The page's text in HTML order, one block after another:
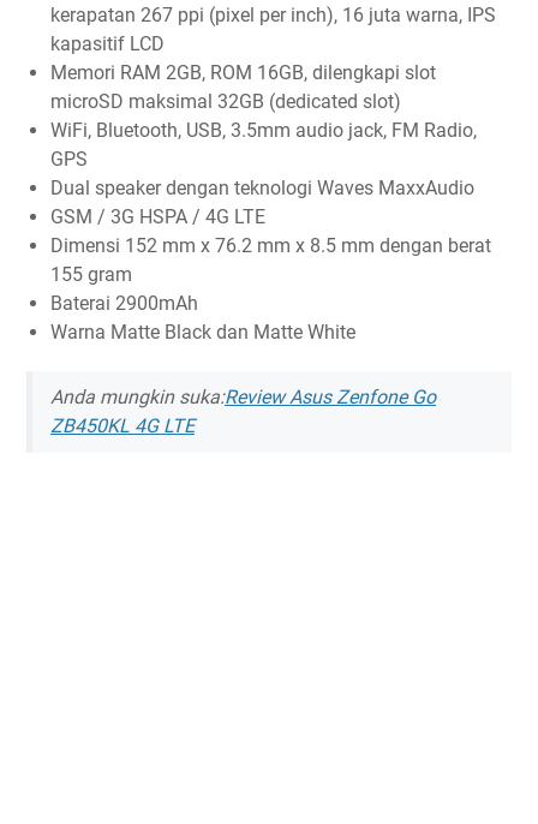
kerapatan 267 ppi (pixel per inch), 16 juta warna, IPS
kapasitif LCD
Memori RAM 2GB, ROM 16GB, dilengkapi slot
microSD maksimal 32GB (dedicated slot)
WiFi, Bluetooth, USB, 3.5mm audio jack, FM Radio,
GPS
Dual speaker dengan teknologi Waves MaxxAudio
GSM / 3G HSPA / 4G LTE
Dimensi 152 mm x 76.2 mm x 8.5 mm dengan berat
155 gram
Baterai 2900mAh
Warna Matte Black dan Matte White
Anda mungkin suka:Review Asus Zenfone Go
ZB450KL 4G LTE